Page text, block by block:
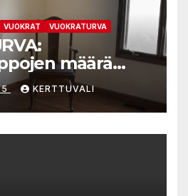
VUOKRAT VUOKRATURVA
määrä
ylitarjontaan
joustavat
KERTTUVALI